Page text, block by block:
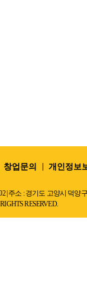
창업문의 개인정보
주소 : 경기도 고양시 덕양
RIGHTS RESERVED.